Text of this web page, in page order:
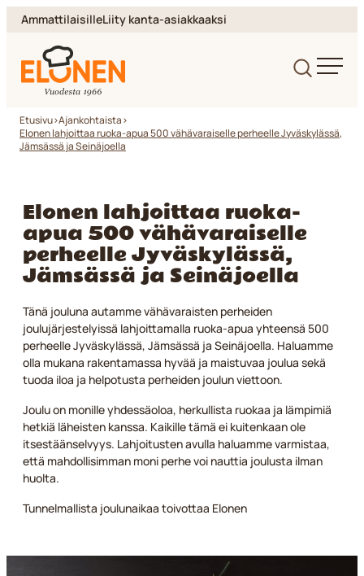
Siirry
sisältöön
AmmattilaisilleLiity kanta-asiakkaaksi
Elonen
Etusivu>Ajankohtaista>
Elonen lahjoittaa ruoka-apua 500 vähävaraiselle perheelle Jyväskylässä,
Jämsässä ja Seinäjoella
Elonen lahjoittaa ruoka-
apua 500 vähävaraiselle
perheelle Jyväskylässä,
Jämsässä ja Seinäjoella
Tänä jouluna autamme vähävaraisten perheiden
joulujärjestelyissä lahjoittamalla ruoka-apua yhteensä 500
perheelle Jyväskylässä, Jämsässä ja Seinäjoella. Haluamme
olla mukana rakentamassa hyvää ja maistuvaa joulua sekä
tuoda iloa ja helpotusta perheiden joulun viettoon.
Joulu on monille yhdessäoloa, herkullista ruokaa ja lämpimiä
hetkiä läheisten kanssa. Kaikille tämä ei kuitenkaan ole
itsestäänselvyys. Lahjoitusten avulla haluamme varmistaa,
että mahdollisimman moni perhe voi nauttia joulusta ilman
huolta.
Tunnelmallista joulunaikaa toivottaa Elonen